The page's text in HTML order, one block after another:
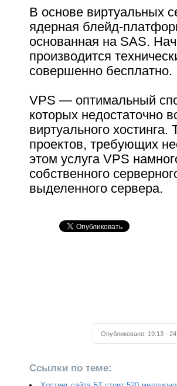
В основе виртуальных
ядерная блейд-
основанная на SAS.
производится
совершенно бесплатно.
VPS — оптимальный
которых недостаточно
виртуального
проектов, требующих
этом услуга VPS
собственного
выделенного сервера.
Опубликовано: 19:13 -
Ссылки по теме: